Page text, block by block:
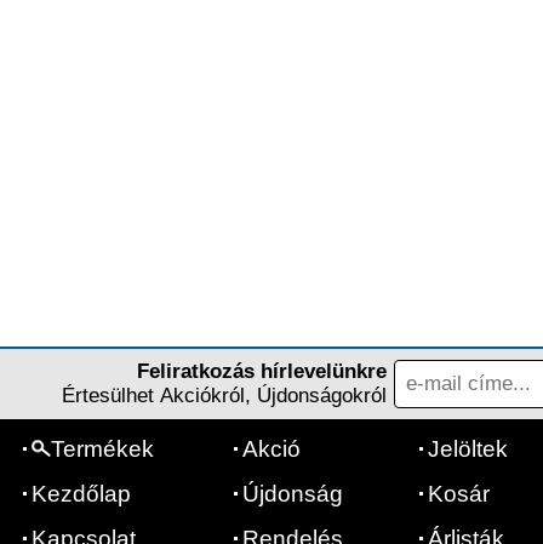
Feliratkozás hírlevelünkre
Értesülhet Akciókról, Újdonságokról
Termékek
Kezdőlap
Kapcsolat
Akció
Újdonság
Rendelés
Jelöltek
Kosár
Árlisták